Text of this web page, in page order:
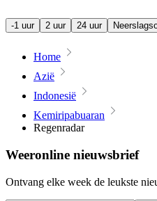
-1 uur 2 uur 24 uur
Home
Azië
Indonesië
Kemiripabuaran
Regenradar
Weeronline nieuwsbrief
Ontvang elke week de leukste